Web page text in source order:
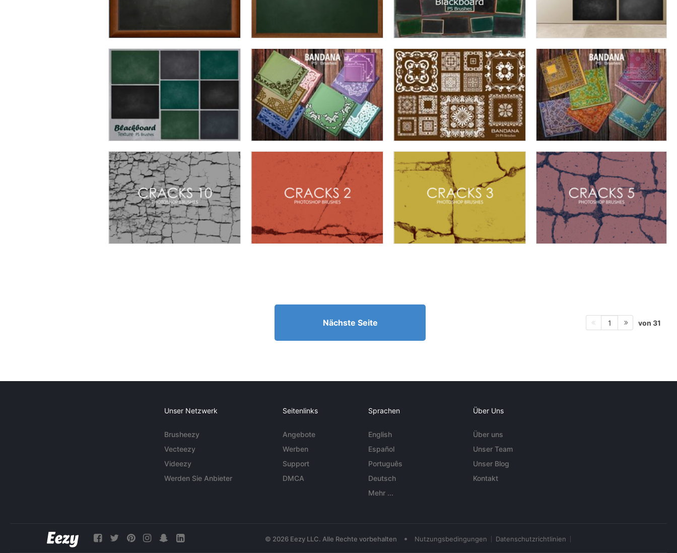
Nächste Seite 1 von 31
Unser Netzwerk
Brusheezy
Vecteezy
Videezy
Werden Sie Anbieter
Seitenlinks
Angebote
Werben
Support
DMCA
Sprachen
English
Español
Português
Deutsch
Mehr ...
Über Uns
Über uns
Unser Team
Unser Blog
Kontakt
© 2026 Eezy LLC. Alle Rechte vorbehalten • Nutzungsbedingungen Datenschutzrichtlinien